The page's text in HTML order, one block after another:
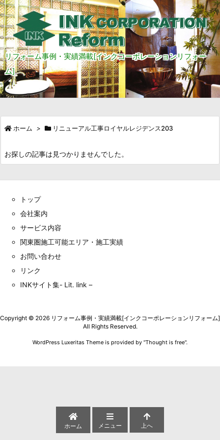
リフォーム事例・実績満載[インクコーポレーションリフォー
ム]
ホーム > リニューアル工事ロイヤルレジデンス203
お探しの記事は見つかりませんでした。
トップ
会社案内
サービス内容
関東圏施工可能エリア・施工実績
お問い合わせ
リンク
INKサイト集- Lit. link –
ホーム メニュー 上へ
Copyright © 2026 リフォーム事例・実績満載[インクコーポレーションリフォーム]
All Rights Reserved.
WordPress Luxeritas Theme is provided by "Thought is free".